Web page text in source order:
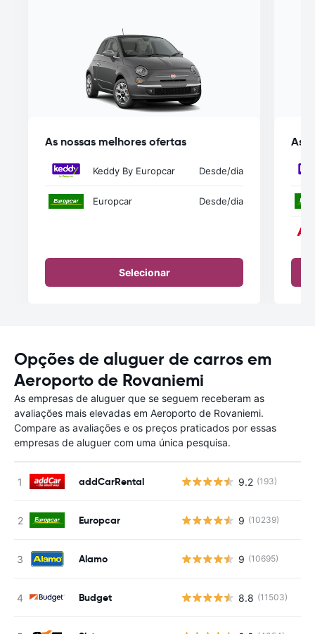
As nossas melhores ofertas
Keddy By Europcar Desde/dia
Europcar Desde/dia
Selecionar
As
Opções de aluguer de carros em
Aeroporto de Rovaniemi
As empresas de aluguer que se seguem receberam as
avaliações mais elevadas em Aeroporto de Rovaniemi.
Compare as avaliações e os preços praticados por essas
empresas de aluguer com uma única pesquisa.
addCarRental 9.2 (193)
Europcar 9 (10239)
Alamo 9 (10695)
Budget 8.8 (11503)